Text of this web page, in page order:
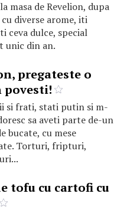
masa de Revelion, dupa
diverse arome, iti
ceva dulce, special
unic din an.
pregateste o
povesti!
si frati, stati putin si m-
sa aveti parte de-un
bucate, cu mese
Torturi, fripturi,
tofu cu cartofi cu